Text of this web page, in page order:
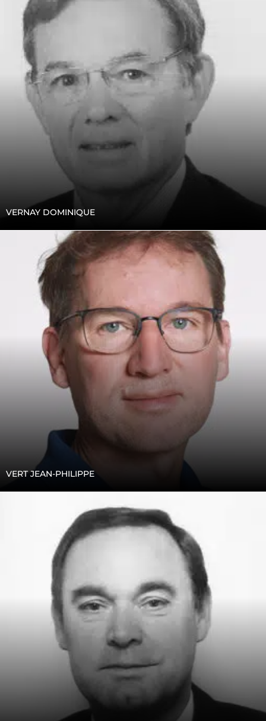
VERNAY DOMINIQUE
VERT JEAN-PHILIPPE